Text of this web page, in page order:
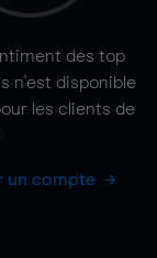
des top
n'est disponible
les clients de
un compte